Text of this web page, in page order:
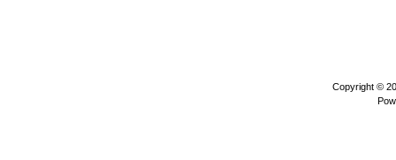
Copyright ©